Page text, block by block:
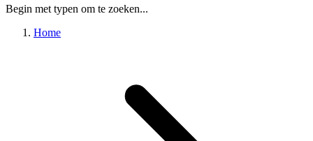
Begin met typen om te zoeken...
Home